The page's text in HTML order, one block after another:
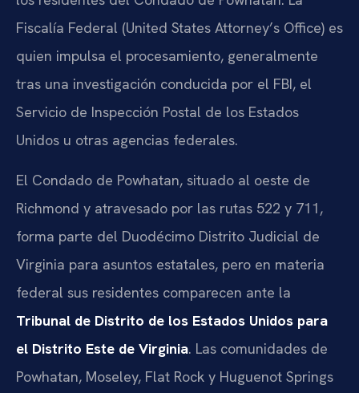
Fiscalía Federal (United States Attorney’s Office) es
quien impulsa el procesamiento, generalmente
tras una investigación conducida por el FBI, el
Servicio de Inspección Postal de los Estados
Unidos u otras agencias federales.
El Condado de Powhatan, situado al oeste de
Richmond y atravesado por las rutas 522 y 711,
forma parte del Duodécimo Distrito Judicial de
Virginia para asuntos estatales, pero en materia
federal sus residentes comparecen ante la
Tribunal de Distrito de los Estados Unidos para
el Distrito Este de Virginia. Las comunidades de
Powhatan, Moseley, Flat Rock y Huguenot Springs